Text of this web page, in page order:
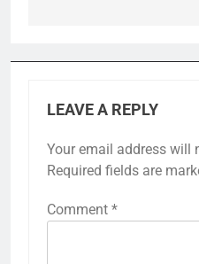
LEAVE A REPLY
Your email address will
Required fields are
Comment *